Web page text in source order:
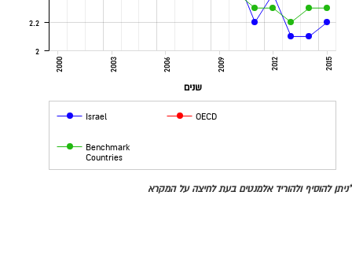
2000 2003 2006 2009 2012 2015
שנים
2
2.2
Israel OECD
Benchmark
Countries
*ניתן להוסיף ולהוריד אלמנטים בעת לחיצה על המקרא